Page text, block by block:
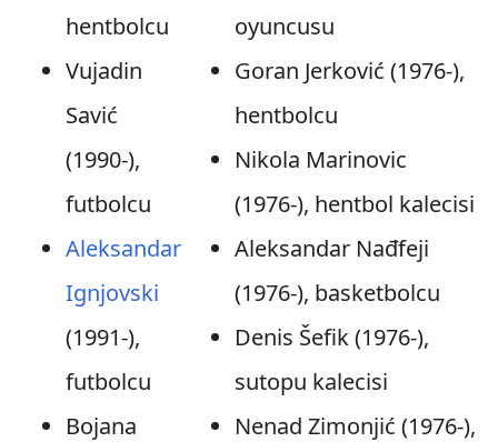
hentbolcu
Vujadin
Savić
(1990-),
futbolcu
Aleksandar
Ignjovski
(1991-),
futbolcu
Bojana
oyuncusu
Goran Jerković (1976-),
hentbolcu
Nikola Marinovic
(1976-), hentbol kalecisi
Aleksandar Nađfeji
(1976-), basketbolcu
Denis Šefik (1976-),
sutopu kalecisi
Nenad Zimonjić (1976-),